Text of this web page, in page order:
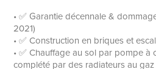
• ✅ Garantie décennale &
2021)
• ✅ Construction en briques et
• ✅ Chauffage au sol par pompe à
complété par des radiateurs au gaz